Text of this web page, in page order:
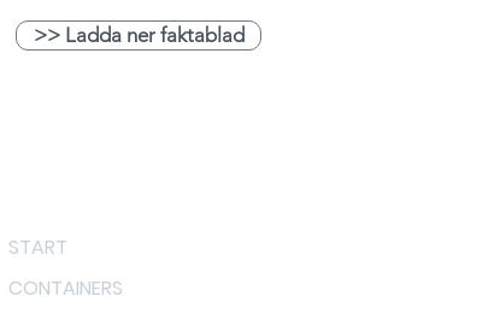
>> Ladda ner faktablad
START
CONTAINERS